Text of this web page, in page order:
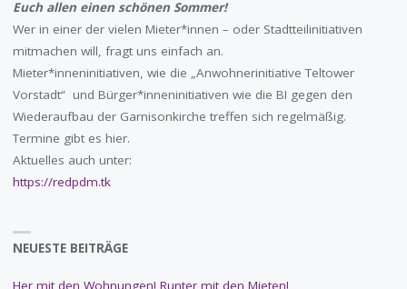
Euch allen einen schönen Sommer!
Wer in einer der vielen Mieter*innen – oder Stadtteilinitiativen
mitmachen will, fragt uns einfach an.
Mieter*inneninitiativen, wie die „Anwohnerinitiative Teltower
Vorstadt“ und Bürger*inneninitiativen wie die BI gegen den
Wiederaufbau der Garnisonkirche treffen sich regelmäßig.
Termine gibt es hier.
Aktuelles auch unter:
https://redpdm.tk
NEUESTE BEITRÄGE
Her mit den Wohnungen! Runter mit den Mieten!